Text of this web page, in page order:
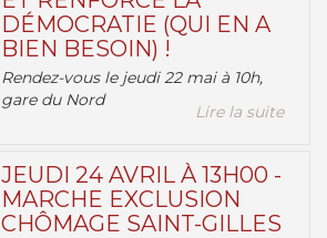
DÉMOCRATIE (QUI EN A
BIEN BESOIN) !
Rendez-vous le jeudi 22 mai à 10h,
gare du Nord
Lire la suite
JEUDI 24 AVRIL À 13H00 -
MARCHE EXCLUSION
CHÔMAGE SAINT-GILLES